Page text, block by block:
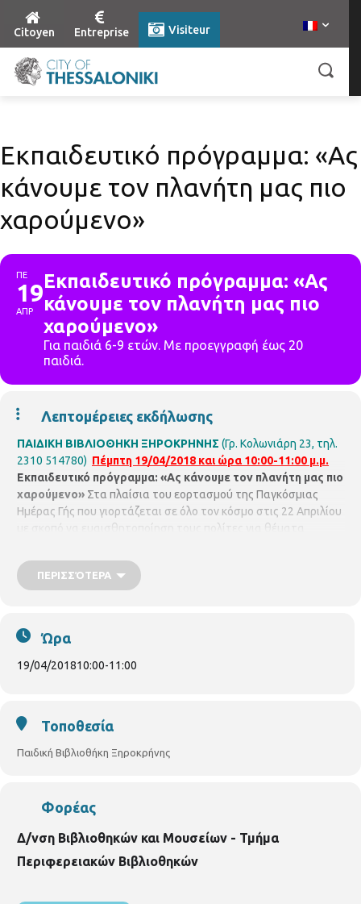
Citoyen Entreprise Visiteur
Εκπαιδευτικό πρόγραμμα: «Ας
κάνουμε τον πλανήτη μας πιο
χαρούμενο»
ΠΕ
19
ΑΠΡ
Εκπαιδευτικό πρόγραμμα: «Ας
κάνουμε τον πλανήτη μας πιο
χαρούμενο»
Για παιδιά 6-9 ετών. Με προεγγραφή έως 20
παιδιά.
Λεπτομέρειες εκδήλωσης
ΠΑΙΔΙΚΗ ΒΙΒΛΙΟΘΗΚΗ ΞΗΡΟΚΡΗΝΗΣ (Γρ. Κολωνιάρη 23, τηλ.
2310 514780) Πέμπτη 19/04/2018 και ώρα 10:00-11:00 μ.μ.
Εκπαιδευτικό πρόγραμμα: «Ας κάνουμε τον πλανήτη μας πιο
χαρούμενο» Στα πλαίσια του εορτασμού της Παγκόσμιας
Ημέρας Γής που γιορτάζεται σε όλο τον κόσμο στις 22 Απριλίου
με σκοπό να ευαισθητοποίηση τους πολίτες για θέματα
να υποστηρίξουμε όλοι την πράσινη ζωή.Ένα εκπαιδευτικό
πρόγραμμα βασισμένο σε βιωματικά παιχνίδια, βιβλία εικόνες
Παναγιώτα.
ΠΕΡΙΣΣΌΤΕΡΑ
Ώρα
19/04/201810:00-11:00
Τοποθεσία
Παιδική Βιβλιοθήκη Ξηροκρήνης
Φορέας
Δ/νση Βιβλιοθηκών και Μουσείων - Τμήμα
Περιφερειακών Βιβλιοθηκών